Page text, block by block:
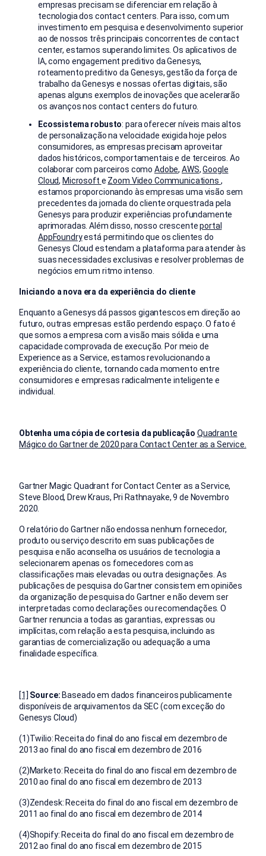
empresas precisam se diferenciar em relação à
tecnologia dos contact centers. Para isso, com um
investimento em pesquisa e desenvolvimento superior
ao de nossos três principais concorrentes de contact
center, estamos superando limites. Os aplicativos de
IA, como engagement preditivo da Genesys,
roteamento preditivo da Genesys, gestão da força de
trabalho da Genesys e nossas ofertas digitais, são
apenas alguns exemplos de inovações que acelerarão
os avanços nos contact centers do futuro.
Ecossistema robusto: para oferecer níveis mais altos
de personalização na velocidade exigida hoje pelos
consumidores, as empresas precisam aproveitar
dados históricos, comportamentais e de terceiros. Ao
colaborar com parceiros como Adobe, AWS,Google
Cloud, Microsoft e Zoom Video Communications ,
estamos proporcionando às empresas uma visão sem
precedentes da jornada do cliente orquestrada pela
Genesys para produzir experiências profundamente
aprimoradas. Além disso, nosso crescenteportal
AppFoundryestá permitindo que os clientes do
Genesys Cloud estendam a plataforma para atender às
suas necessidades exclusivas e resolver problemas de
negócios em um ritmo intenso.
Iniciando a nova era da experiência do cliente
Enquanto a Genesys dá passos gigantescos em direção ao
futuro, outras empresas estão perdendo espaço. O fato é
que somos a empresa com a visão mais sólida e uma
capacidade comprovada de execução. Por meio de
Experience as a Service, estamos revolucionando a
experiência do cliente, tornando cada momento entre
consumidores e empresas radicalmente inteligente e
individual.
Obtenha uma cópia de cortesia da publicação Quadrante
Mágico do Gartner de 2020 para Contact Center as a Service.
Gartner Magic Quadrant for Contact Center as a Service,
Steve Blood, Drew Kraus, Pri Rathnayake, 9 de Novembro
2020.
O relatório do Gartner não endossa nenhum fornecedor,
produto ou serviço descrito em suas publicações de
pesquisa e não aconselha os usuários de tecnologia a
selecionarem apenas os fornecedores com as
classificações mais elevadas ou outra designações. As
publicações de pesquisa do Gartner consistem em opiniões
da organização de pesquisa do Gartner e não devem ser
interpretadas como declarações ou recomendações. O
Gartner renuncia a todas as garantias, expressas ou
implícitas, com relação a esta pesquisa, incluindo as
garantias de comercialização ou adequação a uma
finalidade específica.
[1] Source: Baseado em dados financeiros publicamente
disponíveis de arquivamentos da SEC (com exceção do
Genesys Cloud)
(1)Twilio: Receita do final do ano fiscal em dezembro de
2013 ao final do ano fiscal em dezembro de 2016
(2)Marketo: Receita do final do ano fiscal em dezembro de
2010 ao final do ano fiscal em dezembro de 2013
(3)Zendesk: Receita do final do ano fiscal em dezembro de
2011 ao final do ano fiscal em dezembro de 2014
(4)Shopify: Receita do final do ano fiscal em dezembro de
2012 ao final do ano fiscal em dezembro de 2015